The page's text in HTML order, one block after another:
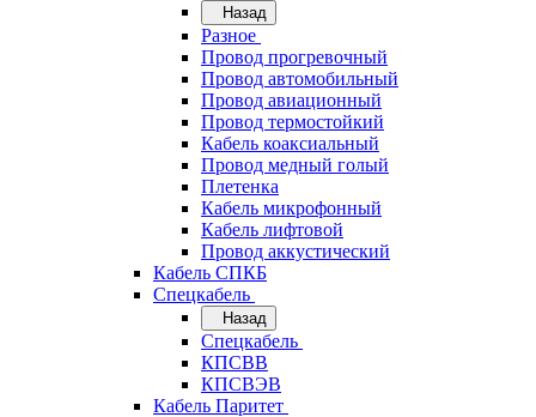
Назад
Разное
Провод прогревочный
Провод автомобильный
Провод авиационный
Провод термостойкий
Кабель коаксиальный
Провод медный голый
Плетенка
Кабель микрофонный
Кабель лифтовой
Провод аккустический
Кабель СПКБ
Спецкабель
Назад
Спецкабель
КПСВВ
КПСВЭВ
Кабель Паритет